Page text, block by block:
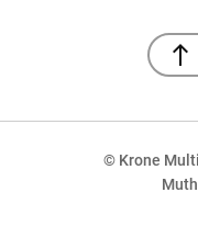
north
© Krone